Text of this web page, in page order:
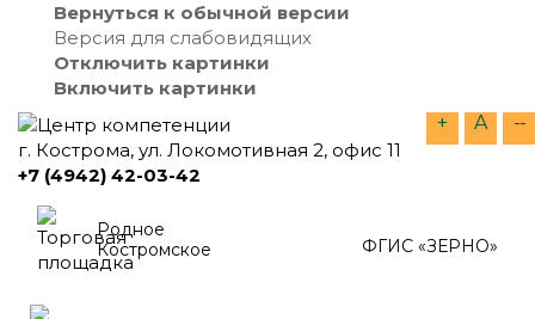
Вернуться к обычной версии
Версия для слабовидящих
Отключить картинки
Включить картинки
+
A
--
г. Кострома, ул. Локомотивная 2, офис 11
+7 (4942) 42-03-42
Родное
Костромское
ФГИС «ЗЕРНО»